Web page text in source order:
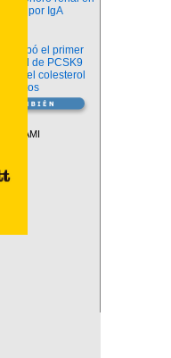
por IgA
aprobó el primer
oral de PCSK9
el colesterol
adultos
PAMI